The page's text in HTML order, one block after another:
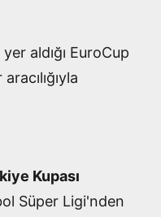
aldığı EuroCup
Kupası
Süper Ligi'nden